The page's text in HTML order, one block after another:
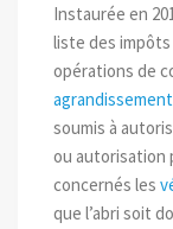
Instaurée en
liste des impôts
opérations de
agrandissement
soumis à
ou autorisation
concernés les
que l’abri soit